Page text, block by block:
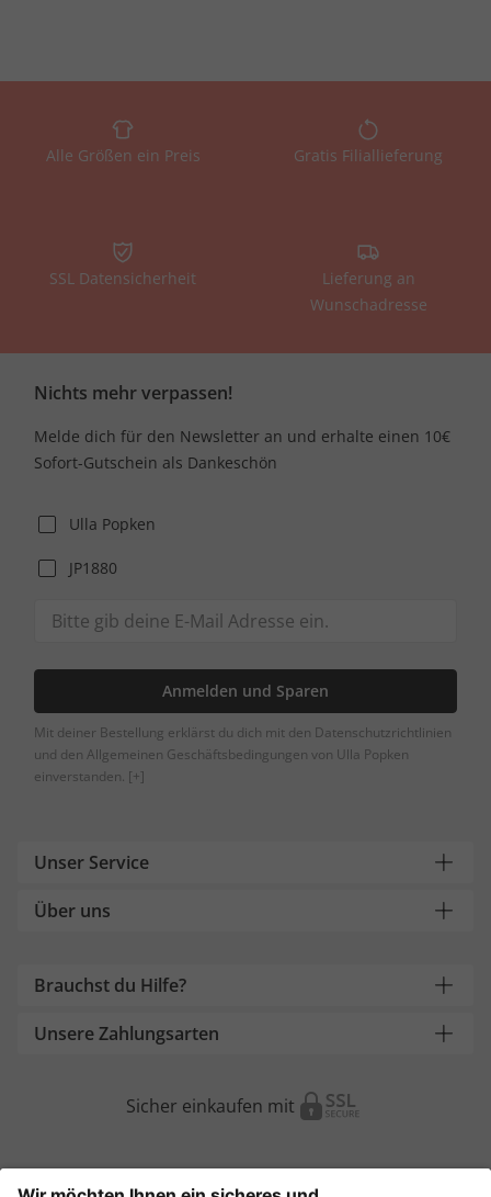
Alle Größen ein Preis Gratis Filiallieferung
SSL Datensicherheit
Lieferung an
Wunschadresse
Nichts mehr verpassen!
Melde dich für den Newsletter an und erhalte einen 10€
Sofort-Gutschein als Dankeschön
Ulla Popken
JP1880
Anmelden und Sparen
Mit deiner Bestellung erklärst du dich mit den Datenschutzrichtlinien
und den Allgemeinen Geschäftsbedingungen von Ulla Popken
einverstanden. [+]
Unser Service
Über uns
Brauchst du Hilfe?
Unsere Zahlungsarten
Sicher einkaufen mit
Weitere Onlineshops